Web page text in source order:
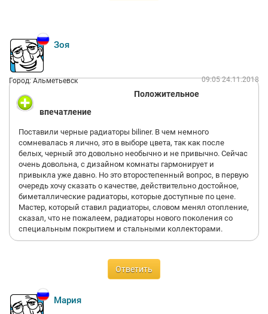
Зоя
Город: Альметьевск 09:05 24.11.2018
Положительное
впечатление
Поставили черные радиаторы biliner. В чем немного
сомневалась я лично, это в выборе цвета, так как после
белых, черный это довольно необычно и не привычно. Сейчас
очень довольна, с дизайном комнаты гармонирует и
привыкла уже давно. Но это второстепенный вопрос, в первую
очередь хочу сказать о качестве, действительно достойное,
биметаллические радиаторы, которые доступные по цене.
Мастер, который ставил радиаторы, словом менял отопление,
сказал, что не пожалеем, радиаторы нового поколения со
специальным покрытием и стальными коллекторами.
Ответить
Мария